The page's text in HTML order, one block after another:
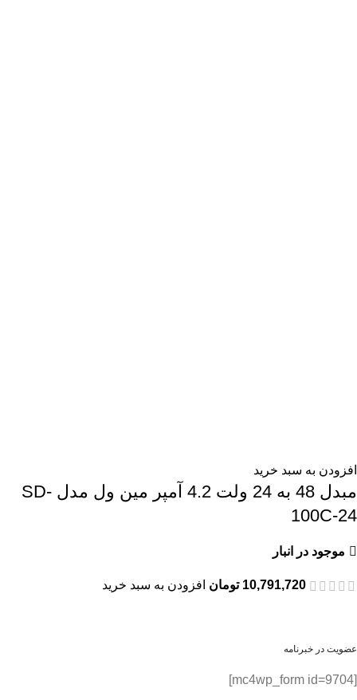
افزودن به سبد خرید
مبدل 48 به 24 ولت 4.2 آمپر مین ول مدل SD-
100C-24
موجود در انبار
10,791,720 تومان افزودن به سبد خرید
عضویت در خبرنامه
[mc4wp_form id=9704]